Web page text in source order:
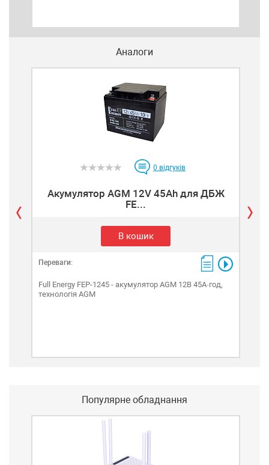
Аналоги
0 відгуків
Акумулятор AGM 12V 45Ah для ДБЖ
FE...
В кошик
Переваги:
Full Energy FEP-1245 - акумулятор AGM 12В 45А·год,
технологія AGM
Популярне обладнання